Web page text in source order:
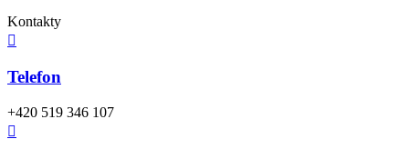
Kontakty

Telefon
+420 519 346 107
